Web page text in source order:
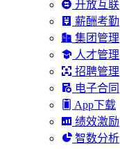
开放互联
薪酬考勤
集团管理
人才管理
招聘管理
电子合同
App下载
绩效激励
智数分析